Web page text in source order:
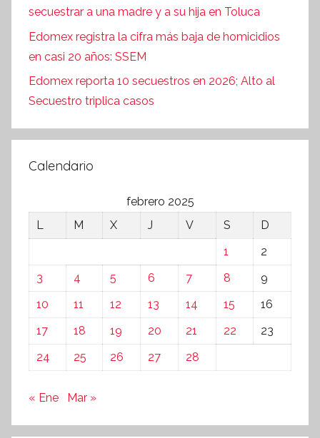
secuestrar a una madre y a su hija en Toluca
Edomex registra la cifra más baja de homicidios
en casi 20 años: SSEM
Edomex reporta 10 secuestros en 2026; Alto al
Secuestro triplica casos
Calendario
febrero 2025
L
M X J V S
D
1
2
3
4 5 6 7 8
9
10
11 12 13 14 15
16
17
18 19 20 21 22
23
24
25 26 27 28
« Ene Mar »